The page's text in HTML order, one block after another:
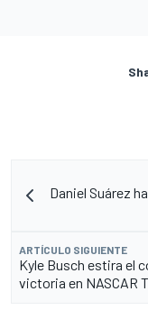
Daniel Suárez
ARTÍCULO SIGUIENTE
Kyle Busch estira el
victoria en NASCAR